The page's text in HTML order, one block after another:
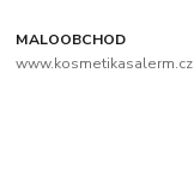
MALOOBCHOD
www.kosmetikasalerm.cz